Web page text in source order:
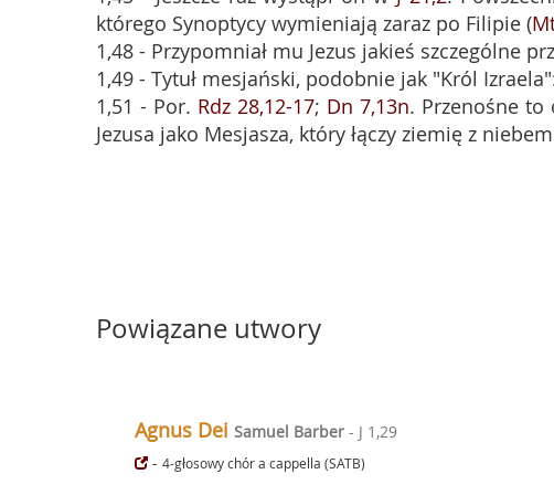
którego Synoptycy wymieniają zaraz po Filipie (
1,48 - Przypomniał mu Jezus jakieś szczególne
1,49 - Tytuł mesjański, podobnie jak "Król
1,51 - Por. Rdz 28,12-17; Dn 7,13n. Przenośne to
Jezusa jako Mesjasza, który łączy ziemię z
Powiązane utwory
Agnus Dei Samuel Barber - J 1,29
- 4-głosowy chór a cappella (SATB)